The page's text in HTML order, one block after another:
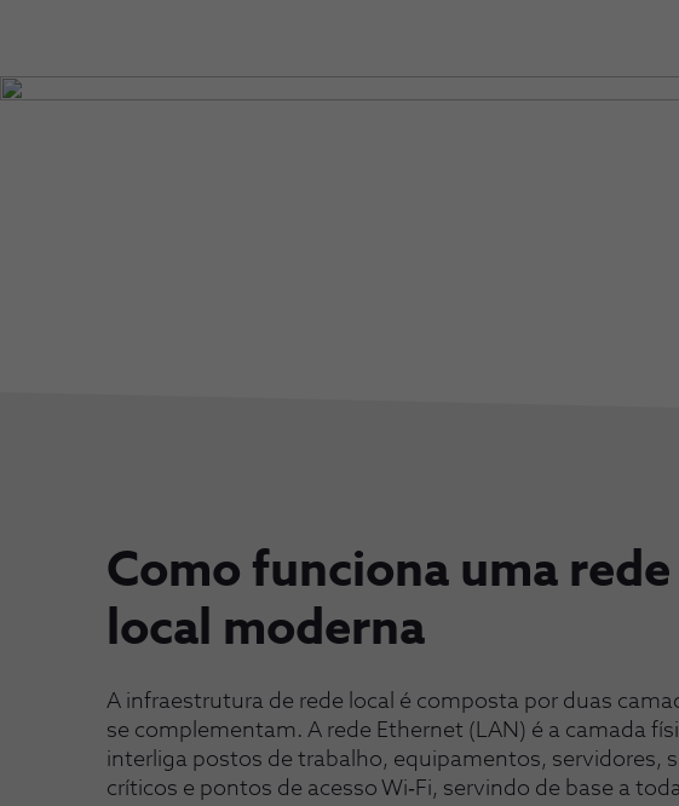
Como funciona uma rede
local moderna
A infraestrutura de rede local é composta por duas
se complementam. A rede Ethernet (LAN) é a camada
interliga postos de trabalho, equipamentos, servidores,
críticos e pontos de acesso Wi‑Fi, servindo de base a